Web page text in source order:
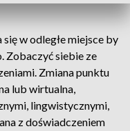
w odległe miejsce by
Zobaczyć siebie ze
Zmiana punktu
lub wirtualna,
lingwistycznymi,
z doświadczeniem